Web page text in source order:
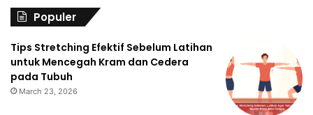
Populer
Tips Stretching Efektif Sebelum Latihan
untuk Mencegah Kram dan Cedera
pada Tubuh
March 23, 2026